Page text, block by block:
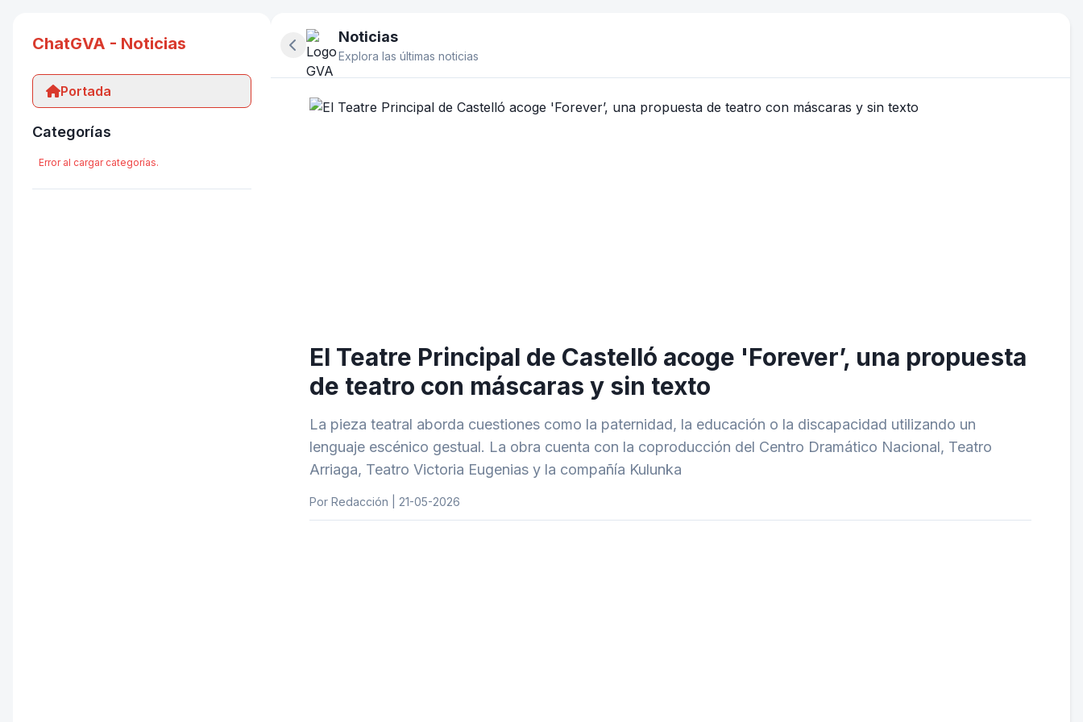
ChatGVA - Noticias
Portada
Categorías
Error al cargar categorías.
Ocultar panel lateral
Noticias
Explora las últimas noticias
El Teatre Principal de Castelló acoge 'Forever’, una propuesta
de teatro con máscaras y sin texto
La pieza teatral aborda cuestiones como la paternidad, la educación o la discapacidad utilizando un
lenguaje escénico gestual. La obra cuenta con la coproducción del Centro Dramático Nacional, Teatro
Arriaga, Teatro Victoria Eugenias y la compañía Kulunka
Por Redacción | 21-05-2026